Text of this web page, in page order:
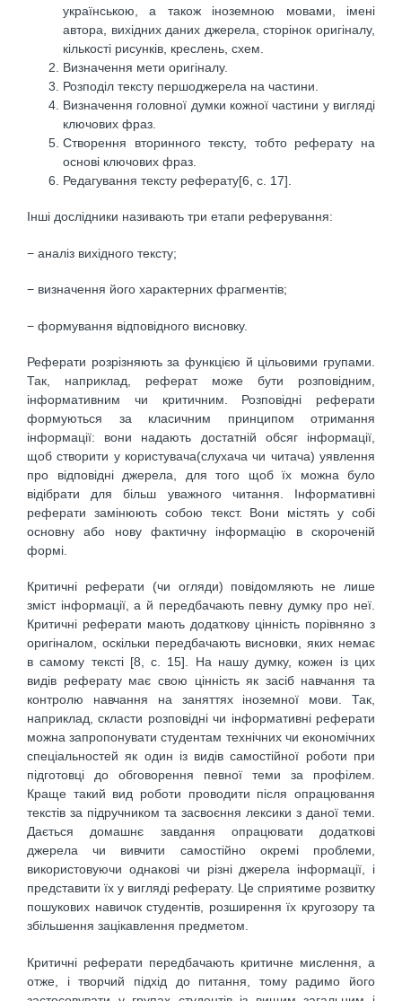
українською, а також іноземною мовами, імені
автора, вихідних даних джерела, сторінок оригіналу,
кількості рисунків, креслень, схем.
Визначення мети оригіналу.
Розподіл тексту першоджерела на частини.
Визначення головної думки кожної частини у вигляді
ключових фраз.
Створення вторинного тексту, тобто реферату на
основі ключових фраз.
Редагування тексту реферату[6, с. 17].
Інші дослідники називають три етапи реферування:
− аналіз вихідного тексту;
− визначення його характерних фрагментів;
− формування відповідного висновку.
Реферати розрізняють за функцією й цільовими групами.
Так, наприклад, реферат може бути розповідним,
інформативним чи критичним. Розповідні реферати
формуються за класичним принципом отримання
інформації: вони надають достатній обсяг інформації,
щоб створити у користувача(слухача чи читача) уявлення
про відповідні джерела, для того щоб їх можна було
відібрати для більш уважного читання. Інформативні
реферати замінюють собою текст. Вони містять у собі
основну або нову фактичну інформацію в скороченій
формі.
Критичні реферати (чи огляди) повідомляють не лише
зміст інформації, а й передбачають певну думку про неї.
Критичні реферати мають додаткову цінність порівняно з
оригіналом, оскільки передбачають висновки, яких немає
в самому тексті [8, с. 15]. На нашу думку, кожен із цих
видів реферату має свою цінність як засіб навчання та
контролю навчання на заняттях іноземної мови. Так,
наприклад, скласти розповідні чи інформативні реферати
можна запропонувати студентам технічних чи економічних
спеціальностей як один із видів самостійної роботи при
підготовці до обговорення певної теми за профілем.
Краще такий вид роботи проводити після опрацювання
текстів за підручником та засвоєння лексики з даної теми.
Дається домашнє завдання опрацювати додаткові
джерела чи вивчити самостійно окремі проблеми,
використовуючи однакові чи різні джерела інформації, і
представити їх у вигляді реферату. Це сприятиме розвитку
пошукових навичок студентів, розширення їх кругозору та
збільшення зацікавлення предметом.
Критичні реферати передбачають критичне мислення, а
отже, і творчий підхід до питання, тому радимо його